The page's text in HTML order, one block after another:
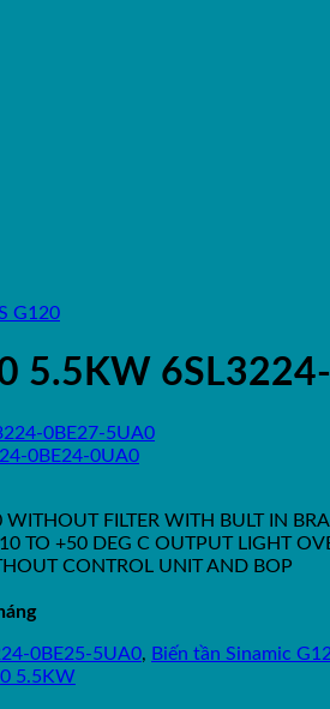
G120
5.5KW
FILTER WITH BULT IN
TO +50 DEG C OUTPUT LIGHT
CONTROL UNIT AND BOP
0BE25-5UA0, Biến tần Sinamic
5.5KW